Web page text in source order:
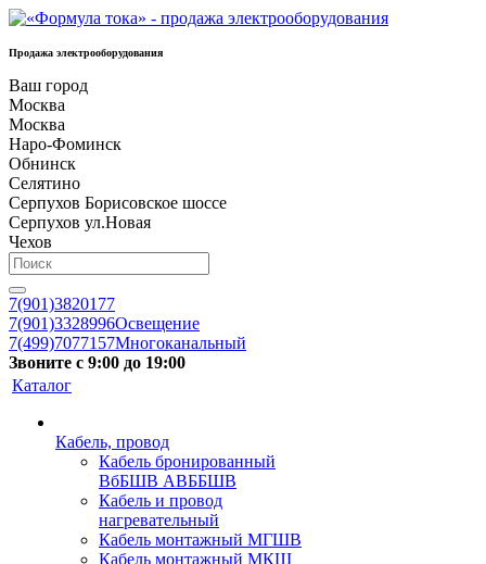
Продажа электрооборудования
Ваш город
Москва
Москва
Наро-Фоминск
Обнинск
Селятино
Серпухов Борисовское шоссе
Серпухов ул.Новая
Чехов
7(901)3820177
7(901)3328996Освещение
7(499)7077157Многоканальный
Звоните с 9:00 до 19:00
Каталог
Кабель, провод
Кабель бронированный
ВбБШВ АВББШВ
Кабель и провод
нагревательный
Кабель монтажный МГШВ
Кабель монтажный МКШ